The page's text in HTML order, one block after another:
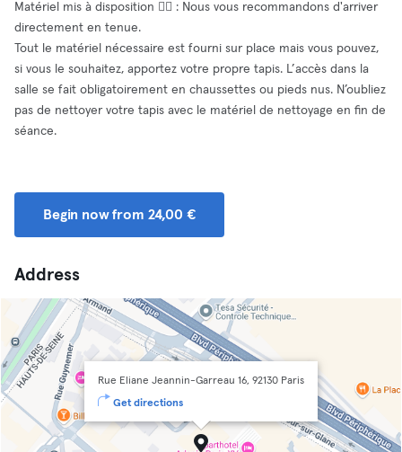
Matériel mis à disposition 🧘‍♂️ : Nous vous recommandons d'arriver
directement en tenue.
Tout le matériel nécessaire est fourni sur place mais vous pouvez,
si vous le souhaitez, apportez votre propre tapis. L’accès dans la
salle se fait obligatoirement en chaussettes ou pieds nus. N’oubliez
pas de nettoyer votre tapis avec le matériel de nettoyage en fin de
séance.
Begin now from 24,00 €
Address
Rue Eliane Jeannin-Garreau 16, 92130 Paris
Get directions